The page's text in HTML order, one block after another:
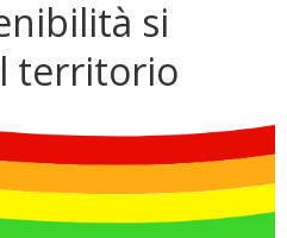
si
territorio